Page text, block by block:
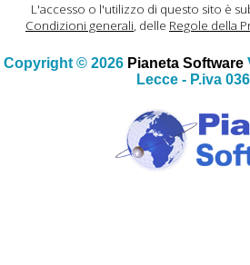
L'accesso o l'utilizzo di questo sito è
Condizioni generali, delle Regole della
Copyright © 2026 Pianeta Software
Lecce - P.iva